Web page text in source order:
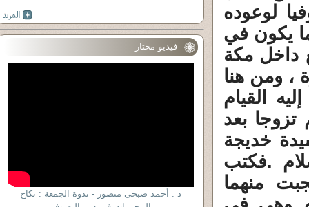
لوعوده
يكون في
داخل مكة
، ومن هنا
القيام
تزوجا بعد
خديجة
.فكتب
منهما
فيديو مختار
د . أحمد صبحى منصور - ندوة الجمعة : نكاح